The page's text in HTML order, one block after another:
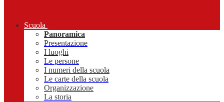
Scuola
Panoramica
Presentazione
I luoghi
Le persone
I numeri della scuola
Le carte della scuola
Organizzazione
La storia